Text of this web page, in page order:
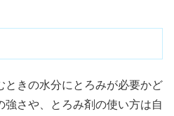
ときの水分にとろみが必要かど
強さや、とろみ剤の使い方は自